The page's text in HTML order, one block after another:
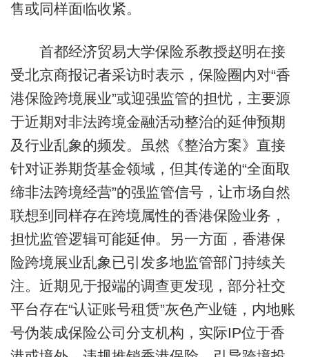
售或同样面临收紧。
首都经济贸易大学保险系教授赵明在接
受北京商报记者采访时表示，保险圈内对“香
港保险跨境展业”或迎强监管的担忧，主要源
于近期对非法跨境金融活动整治的延伸预期
及行业乱象的频发。虽然《整治方案》直接
针对证券期货基金领域，但其传递的“全面取
缔非法跨境经营”的强监管信号，让市场自然
联想到同样存在跨境属性的香港保险业务，
担忧监管逻辑可能延伸。另一方面，香港保
险跨境展业乱象已引发多地监管部门持续关
注。近期见于报端的调查更发现，部分社交
平台存在“认证账号租赁”灰色产业链，内地账
号伪装成保险公司分支机构，实际IP位于香